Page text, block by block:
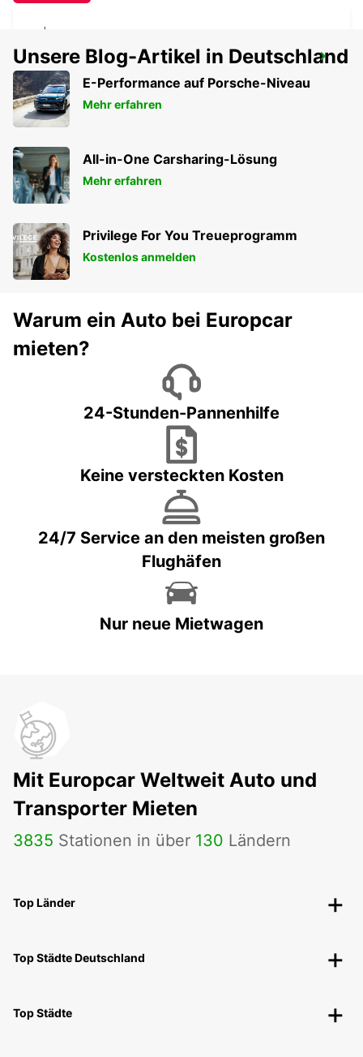
MAIDSTONE STADT
MAIDSTONE - UNITED KINGDOM
Unsere Blog-Artikel in Deutschland
E-Performance auf Porsche-Niveau
Mehr erfahren
All-in-One Carsharing-Lösung
Mehr erfahren
Privilege For You Treueprogramm
Kostenlos anmelden
Warum ein Auto bei Europcar
mieten?
24-Stunden-Pannenhilfe
Keine versteckten Kosten
24/7 Service an den meisten großen
Flughäfen
Nur neue Mietwagen
Mit Europcar Weltweit Auto und
Transporter Mieten
3835 Stationen in über 130 Ländern
Top Länder
Top Städte Deutschland
Top Städte